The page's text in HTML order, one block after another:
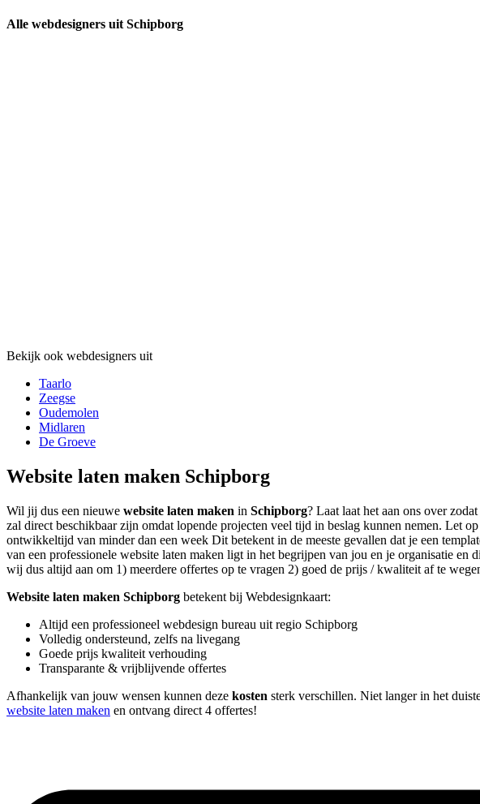
Alle webdesigners uit Schipborg
Bekijk ook webdesigners uit
Taarlo
Zeegse
Oudemolen
Midlaren
De Groeve
Website laten maken Schipborg
Wil jij dus een nieuwe website laten maken in Schipborg? Laat laat het aan ons over
zal direct beschikbaar zijn omdat lopende projecten veel tijd in beslag kunnen nemen. Let
ontwikkeltijd van minder dan een week Dit betekent in de meeste gevallen dat je een
van een professionele website laten maken ligt in het begrijpen van jou en je organisatie
wij dus altijd aan om 1) meerdere offertes op te vragen 2) goed de prijs / kwaliteit af te
Website laten maken Schipborg betekent bij Webdesignkaart:
Altijd een professioneel webdesign bureau uit regio Schipborg
Volledig ondersteund, zelfs na livegang
Goede prijs kwaliteit verhouding
Transparante & vrijblijvende offertes
Afhankelijk van jouw wensen kunnen deze kosten sterk verschillen. Niet langer in het
website laten maken en ontvang direct 4 offertes!